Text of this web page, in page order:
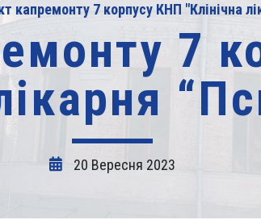
капремонту 7 корпусу КНП "Клінічна
7
20 Вересня 2023